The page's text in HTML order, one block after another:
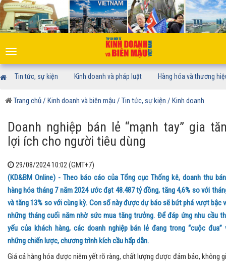
Toggle
navigation
Tin tức, sự kiện Kinh doanh và pháp luật Hàng hóa và thương
Trang chủ/ Kinh doanh và biên mậu / Tin tức, sự kiện / Kinh doanh
Doanh nghiệp bán lẻ “mạnh tay” gia
lợi ích cho người tiêu dùng
29/08/2024 10:02 (GMT+7)
(KD&BM Online) - Theo báo cáo của Tổng cục Thống kê, doanh thu
hàng hóa tháng 7 năm 2024 ước đạt 48.487 tỷ đồng, tăng 4,6% so với
và tăng 13% so với cùng kỳ. Con số này được dự báo sẽ bứt phá vượt bậc
những tháng cuối năm nhờ sức mua tăng trưởng. Để đáp ứng nhu cầu
yếu của khách hàng, các doanh nghiệp bán lẻ đang trong “cuộc đua”
những chiến lược, chương trình kích cầu hấp dẫn.
Giá cả hàng hóa được niêm yết rõ ràng, chất lượng được đảm bảo, không